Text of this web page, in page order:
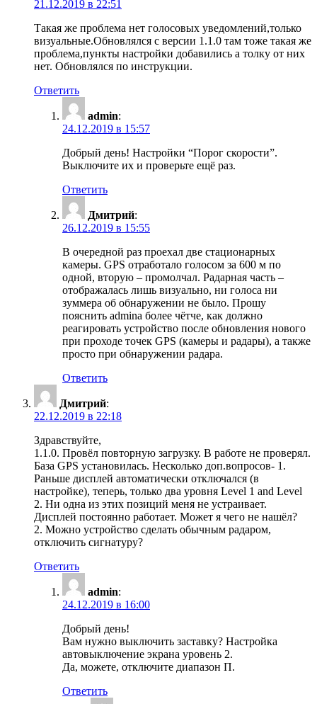
21.12.2019 в 22:51
Такая же проблема нет голосовых уведомлений,только
визуальные.Обновлялся с версии 1.1.0 там тоже такая же
проблема,пункты настройки добавились а толку от них
нет. Обновлялся по инструкции.
Ответить
admin:
24.12.2019 в 15:57
Добрый день! Настройки “Порог скорости”.
Выключите их и проверьте ещё раз.
Ответить
Дмитрий:
26.12.2019 в 15:55
В очередной раз проехал две стационарных
камеры. GPS отработало голосом за 600 м по
одной, вторую – промолчал. Радарная часть –
отображалась лишь визуально, ни голоса ни
зуммера об обнаружении не было. Прошу
пояснить admina более чётче, как должно
реагировать устройство после обновления нового
при проходе точек GPS (камеры и радары), а также
просто при обнаружении радара.
Ответить
Дмитрий:
22.12.2019 в 22:18
Здравствуйте,
1.1.0. Провёл повторную загрузку. В работе не проверял.
База GPS установилась. Несколько доп.вопросов- 1.
Раньше дисплей автоматически отключался (в
настройке), теперь, только два уровня Level 1 and Level
2. Ни одна из этих позиций меня не устраивает.
Дисплей постоянно работает. Может я чего не нашёл?
2. Можно устройство сделать обычным радаром,
отключить сигнатуру?
Ответить
admin:
24.12.2019 в 16:00
Добрый день!
Вам нужно выключить заставку? Настройка
автовыключение экрана уровень 2.
Да, можете, отключите диапазон П.
Ответить